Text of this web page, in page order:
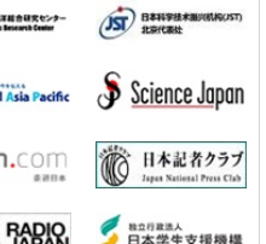
的新型AI處理器